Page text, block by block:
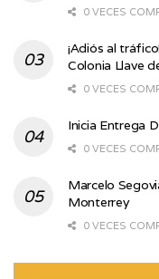
0 VECES
¡Adiós al
Colonia Llave
0 VECES
Inicia Entrega
0 VECES
Marcelo
Monterrey
0 VECES